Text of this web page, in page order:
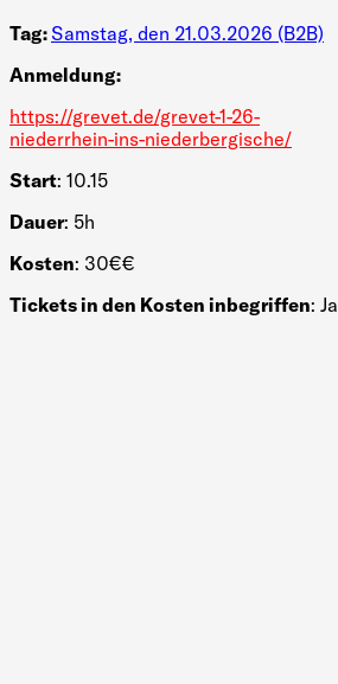
Tag: Samstag, den 21.03.2026 (B2B)
Anmeldung:
https://grevet.de/grevet-1-26-
niederrhein-ins-niederbergische/
Start: 10.15
Dauer: 5h
Kosten: 30€€
Tickets in den Kosten inbegriffen: Ja